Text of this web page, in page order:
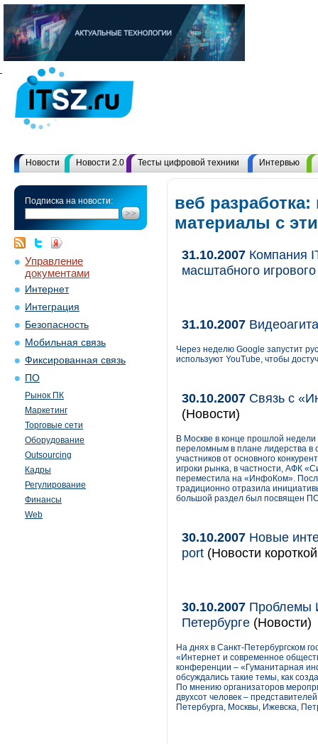
Новости Новости 2.0 Тесты цифровой техники Интервью
Подписка на новости:
Управление
документами
Интернет
Интеграция
Безопасность
Мобильная связь
Фиксированная связь
ПО
Рынок ПК
Маркетинг
Торговые сети
Оборудование
Outsourcing
Кадры
Регулирование
Финансы
Web
веб разработка:
материалы с
31.10.2007 Компания
масштабного
31.10.2007
Через неделю Google запустит
используют YouTube, чтобы
30.10.2007 Связь с
(Новости)
В Москве в конце прошлой
переломным в плане лидерства в
участников от основного
игроки рынка, в частности, АФК
переместила на «ИнфоКом».
традиционно отразила
большой раздел был посвящен
30.10.2007 Новые
port (Новости
30.10.2007 Проблемы
Петербурге (Новости)
На днях в Санкт-Петербургском
«Интернет и современное
конференции – «Гуманитарная
обсуждались такие темы, как
По мнению организаторов
двухсот человек –
Петербурга, Москвы, Ижевска,